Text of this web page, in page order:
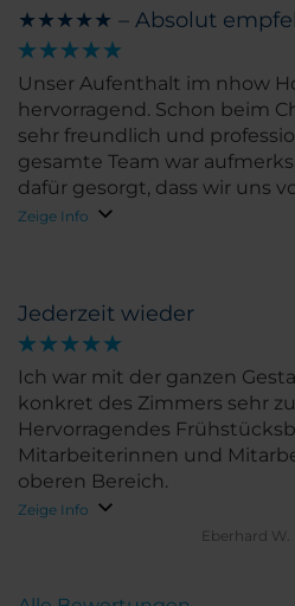
★★★★★ – Absolut
Unser Aufenthalt im nhow
hervorragend. Schon beim
sehr freundlich und
gesamte Team war
dafür gesorgt, dass wir uns
willkommen gefühlt haben. Das Zimmer war
modern, stilvoll eingerichtet
Die Betten waren äußerst
haben uns das
Hotels und die angenehme
Dank an das gesamte Team
Aufenthalt. Wir kommen
können das nhow Hotel
weiterempfehlen!
Zeige Info
Jederzeit wieder
Ich war mit der ganzen
konkret des Zimmers sehr
Hervorragendes
Mitarbeiterinnen und
oberen Bereich.
Zeige Info
Eberhard W.